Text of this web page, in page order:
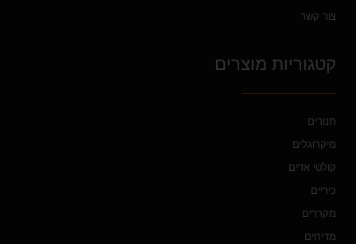
צור קשר
קטגוריות מוצרים
תנורים
מיקרוגלים
קולטי אדים
כיריים
מקררים
מדיחים